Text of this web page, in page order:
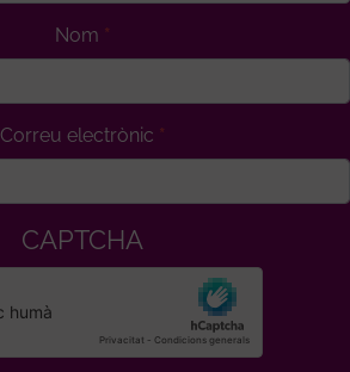
Nom
Correu electrònic
CAPTCHA